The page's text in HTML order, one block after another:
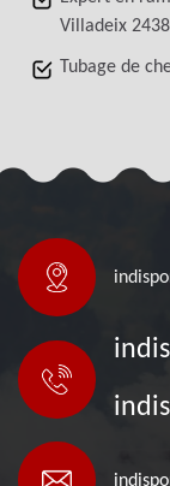
Villadeix
Tubage de